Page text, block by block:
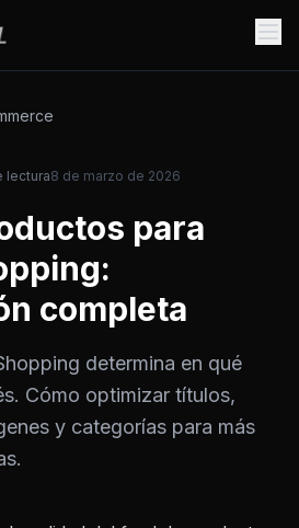
lectura8 de marzo de 2026
para
completa
determina en qué
Cómo optimizar títulos,
y categorías para más